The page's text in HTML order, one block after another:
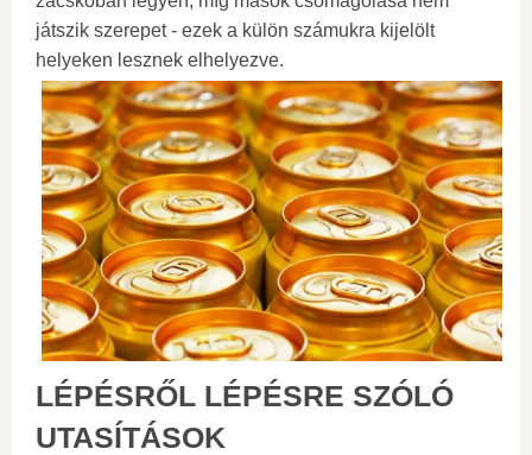
játszik szerepet - ezek a külön számukra kijelölt
helyeken lesznek elhelyezve.
LÉPÉSRŐL LÉPÉSRE SZÓLÓ
UTASÍTÁSOK